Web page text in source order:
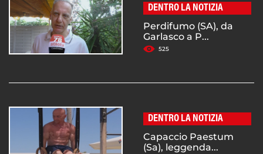
DENTRO LA NOTIZIA
Perdifumo (SA), da
Garlasco a P...
525
DENTRO LA NOTIZIA
Capaccio Paestum
(Sa), leggenda...